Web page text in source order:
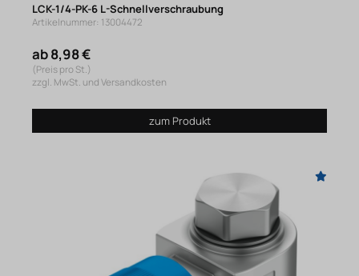
LCK-1/4-PK-6 L-Schnellverschraubung
Artikelnummer: 13004472
ab 8,98 €
(Preis pro St.)
zzgl. MwSt. und Versandkosten
zum Produkt